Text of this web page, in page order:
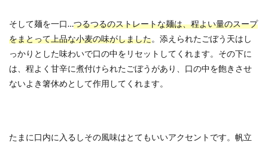
そして麺を一口…つるつるのストレートな麺は、程よい量のスープ
をまとって上品な小麦の味がしました。添えられたごぼう天はし
っかりとした味わいで口の中をリセットしてくれます。その下に
は、程よく甘辛に煮付けられたごぼうがあり、口の中を飽きさせ
ないよき箸休めとして作用してくれます。
たまに口内に入るしその風味はとてもいいアクセントです。帆立